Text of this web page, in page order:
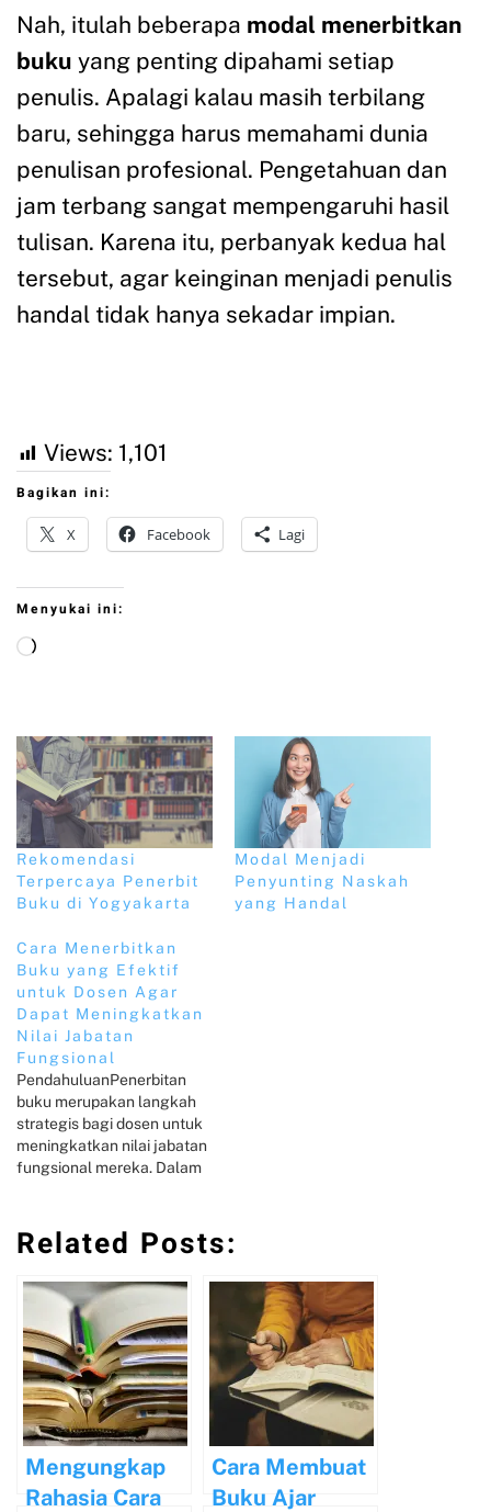
Nah, itulah beberapa modal menerbitkan
buku yang penting dipahami setiap
penulis. Apalagi kalau masih terbilang
baru, sehingga harus memahami dunia
penulisan profesional. Pengetahuan dan
jam terbang sangat mempengaruhi hasil
tulisan. Karena itu, perbanyak kedua hal
tersebut, agar keinginan menjadi penulis
handal tidak hanya sekadar impian.
Views: 1,101
Bagikan ini:
X Facebook Lagi
Menyukai ini:
Rekomendasi
Terpercaya Penerbit
Buku di Yogyakarta
Modal Menjadi
Penyunting Naskah
yang Handal
Cara Menerbitkan
Buku yang Efektif
untuk Dosen Agar
Dapat Meningkatkan
Nilai Jabatan
Fungsional
PendahuluanPenerbitan
buku merupakan langkah
strategis bagi dosen untuk
meningkatkan nilai jabatan
fungsional mereka. Dalam
signifikan dalam
mendukung karir dan
reputasi seorang dosen.
Buku yang diterbitkan tidak
hanya berfungsi sebagai
media untuk
menyampaikan
pengetahuan, tetapi juga
sebagai indikator
kredibilitas dan kontribusi
Related Posts:
Mengungkap
Rahasia Cara
Cara Membuat
Buku Ajar